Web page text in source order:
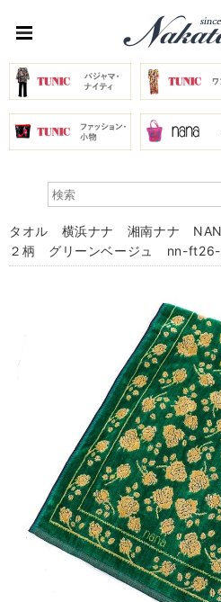
タオル 横浜ナナ 湘南ナナ
２柄 グリーンベージュ nn-